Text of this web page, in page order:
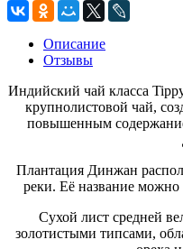
Описание
Отзывы
Индийский чай класса
крупнолистовой чай,
повышенным
Плантация Динжан
реки. Её название можно
Сухой лист средней
золотистыми типсами,